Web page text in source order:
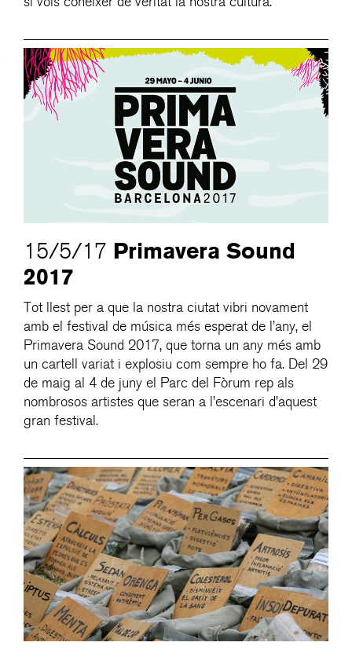
15/5/17 Primavera Sound
2017
Tot llest per a que la nostra ciutat vibri novament
amb el festival de música més esperat de l’any, el
Primavera Sound 2017, que torna un any més amb
un cartell variat i explosiu com sempre ho fa. Del 29
de maig al 4 de juny el Parc del Fòrum rep als
nombrosos artistes que seran a l’escenari d’aquest
gran festival.